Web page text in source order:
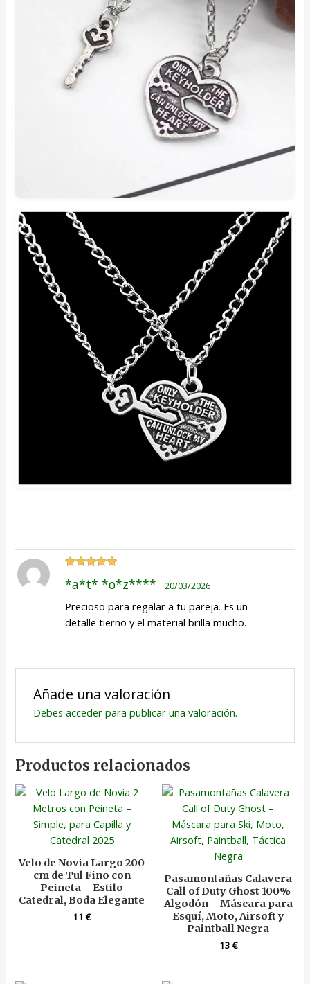
con5de 5
*a*t* *o*z**** 20/03/2026
Precioso para regalar a tu pareja. Es un
detalle tierno y el material brilla mucho.
Añade una valoración
Debes accederpara publicar una valoración.
Productos relacionados
Velo de Novia Largo 200
cm de Tul Fino con
Peineta – Estilo
Catedral, Boda Elegante
11€
Pasamontañas Calavera
Call of Duty Ghost 100%
Algodón – Máscara para
Esquí, Moto, Airsoft y
Paintball Negra
13€